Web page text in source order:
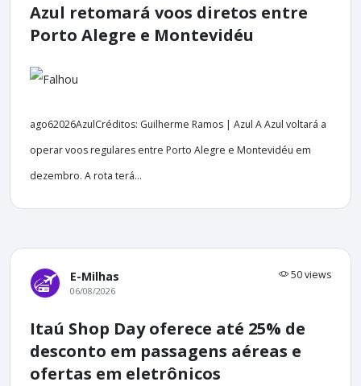
Azul retomará voos diretos entre
Porto Alegre e Montevidéu
ago62026AzulCréditos: Guilherme Ramos | Azul A Azul voltará a
operar voos regulares entre Porto Alegre e Montevidéu em
dezembro. A rota terá...
E-Milhas 50 views
06/08/2026
Itaú Shop Day oferece até 25% de
desconto em passagens aéreas e
ofertas em eletrônicos